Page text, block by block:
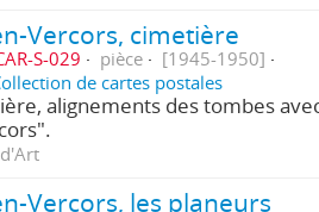
Vercors, cimetière
S-029 pièce
[1945-1950]
de cartes postales
alignements des tombes
Vercors, les planeurs